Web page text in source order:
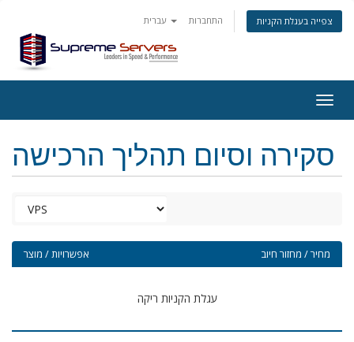
התחברות צפייה בעגלת הקניות
סקירה וסיום תהליך הרכישה
אפשרויות / מוצר מחיר / מחזור חיוב
עגלת הקניות ריקה